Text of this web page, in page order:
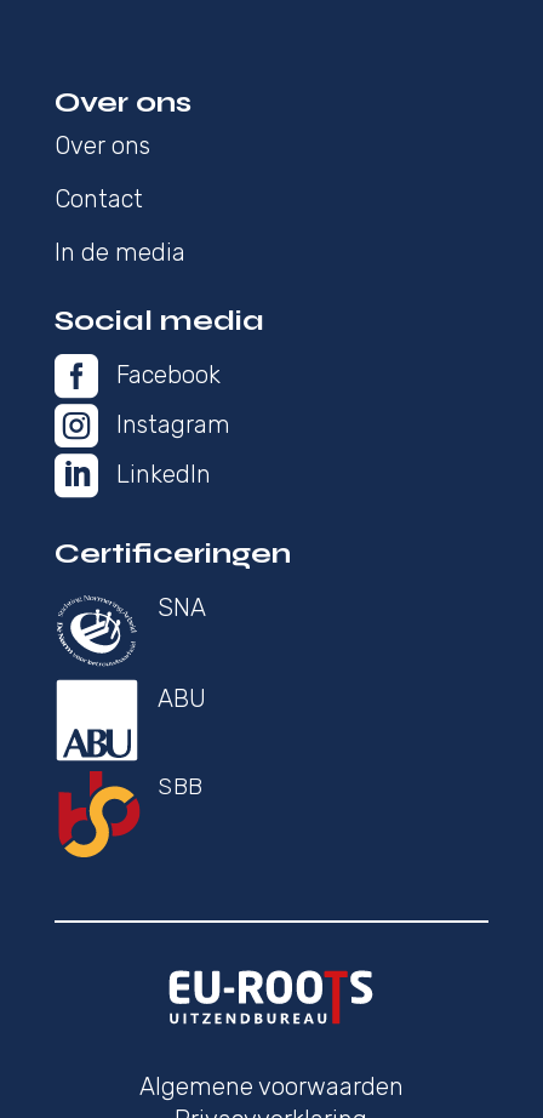
Over ons
Over ons
Contact
In de media
Social media
 Facebook
 Instagram
 LinkedIn
Certificeringen
SNA
ABU
SBB
Algemene voorwaarden